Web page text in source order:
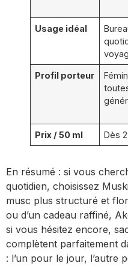
Usage idéal
Profil porteur
Prix / 50 ml Dès
En résumé : si vous
quotidien, choisissez
musc plus structuré et
ou d’un cadeau raffiné,
si vous hésitez encore,
complètent parfaitement
: l’un pour le jour, l’autre